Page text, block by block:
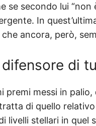
se secondo lui
In
che ancora, però,
di
premi messi in
di quello relativo
livelli stellari in quel